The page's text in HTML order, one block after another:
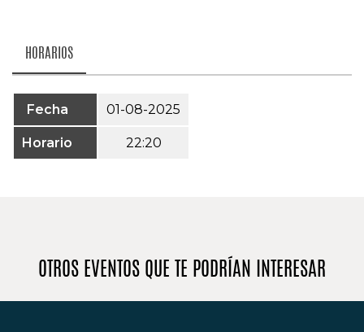
HORARIOS
Fecha 01-08-2025
Horario 22:20
OTROS EVENTOS QUE TE PODRÍAN INTERESAR